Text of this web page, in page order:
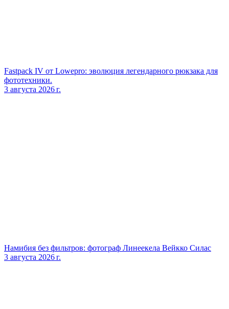
Fastpack IV от Lowepro: эволюция легендарного рюкзака для
фототехники.
3 августа 2026 г.
Намибия без фильтров: фотограф Линеекела Вейкко Силас
3 августа 2026 г.